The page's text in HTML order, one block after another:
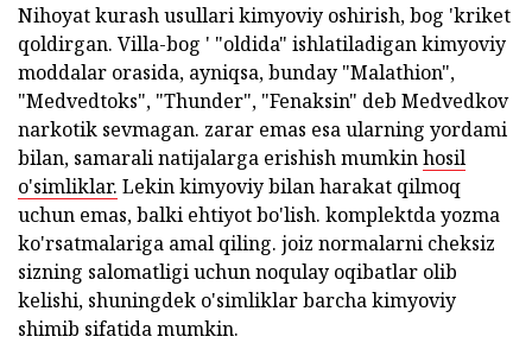
Nihoyat kurash usullari kimyoviy oshirish, bog 'kriket
qoldirgan. Villa-bog ' "oldida" ishlatiladigan kimyoviy
moddalar orasida, ayniqsa, bunday "Malathion",
"Medvedtoks", "Thunder", "Fenaksin" deb Medvedkov
narkotik sevmagan. zarar emas esa ularning yordami
bilan, samarali natijalarga erishish mumkinhosil
o'simliklar. Lekin kimyoviy bilan harakat qilmoq
uchun emas, balki ehtiyot bo'lish. komplektda yozma
ko'rsatmalariga amal qiling. joiz normalarni cheksiz
sizning salomatligi uchun noqulay oqibatlar olib
kelishi, shuningdek o'simliklar barcha kimyoviy
shimib sifatida mumkin.